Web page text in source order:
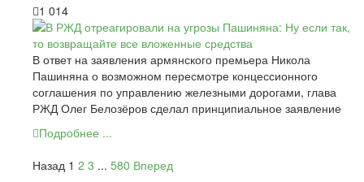
1 014
В ответ на заявления армянского премьера Никола
Пашиняна о возможном пересмотре концессионного
соглашения по управлению железными дорогами, глава
РЖД Олег Белозёров сделал принципиальное заявление
Подробнее ...
Назад 1 2 3 ... 580 Вперед